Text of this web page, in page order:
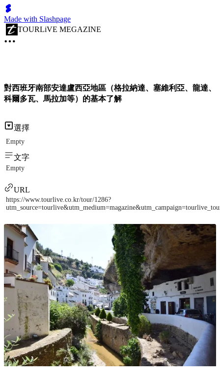
Made with Slashpage
TOURLiVE MEGAZINE
對西班牙南部安達盧西亞地區（格拉納達、塞維利亞、龍達、
科爾多瓦、馬拉加等）的基本了解
選擇
Empty
文字
Empty
URL
https://www.tourlive.co.kr/tour/1286?